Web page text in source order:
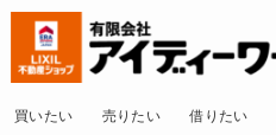
買いたい 売りたい 借りたい